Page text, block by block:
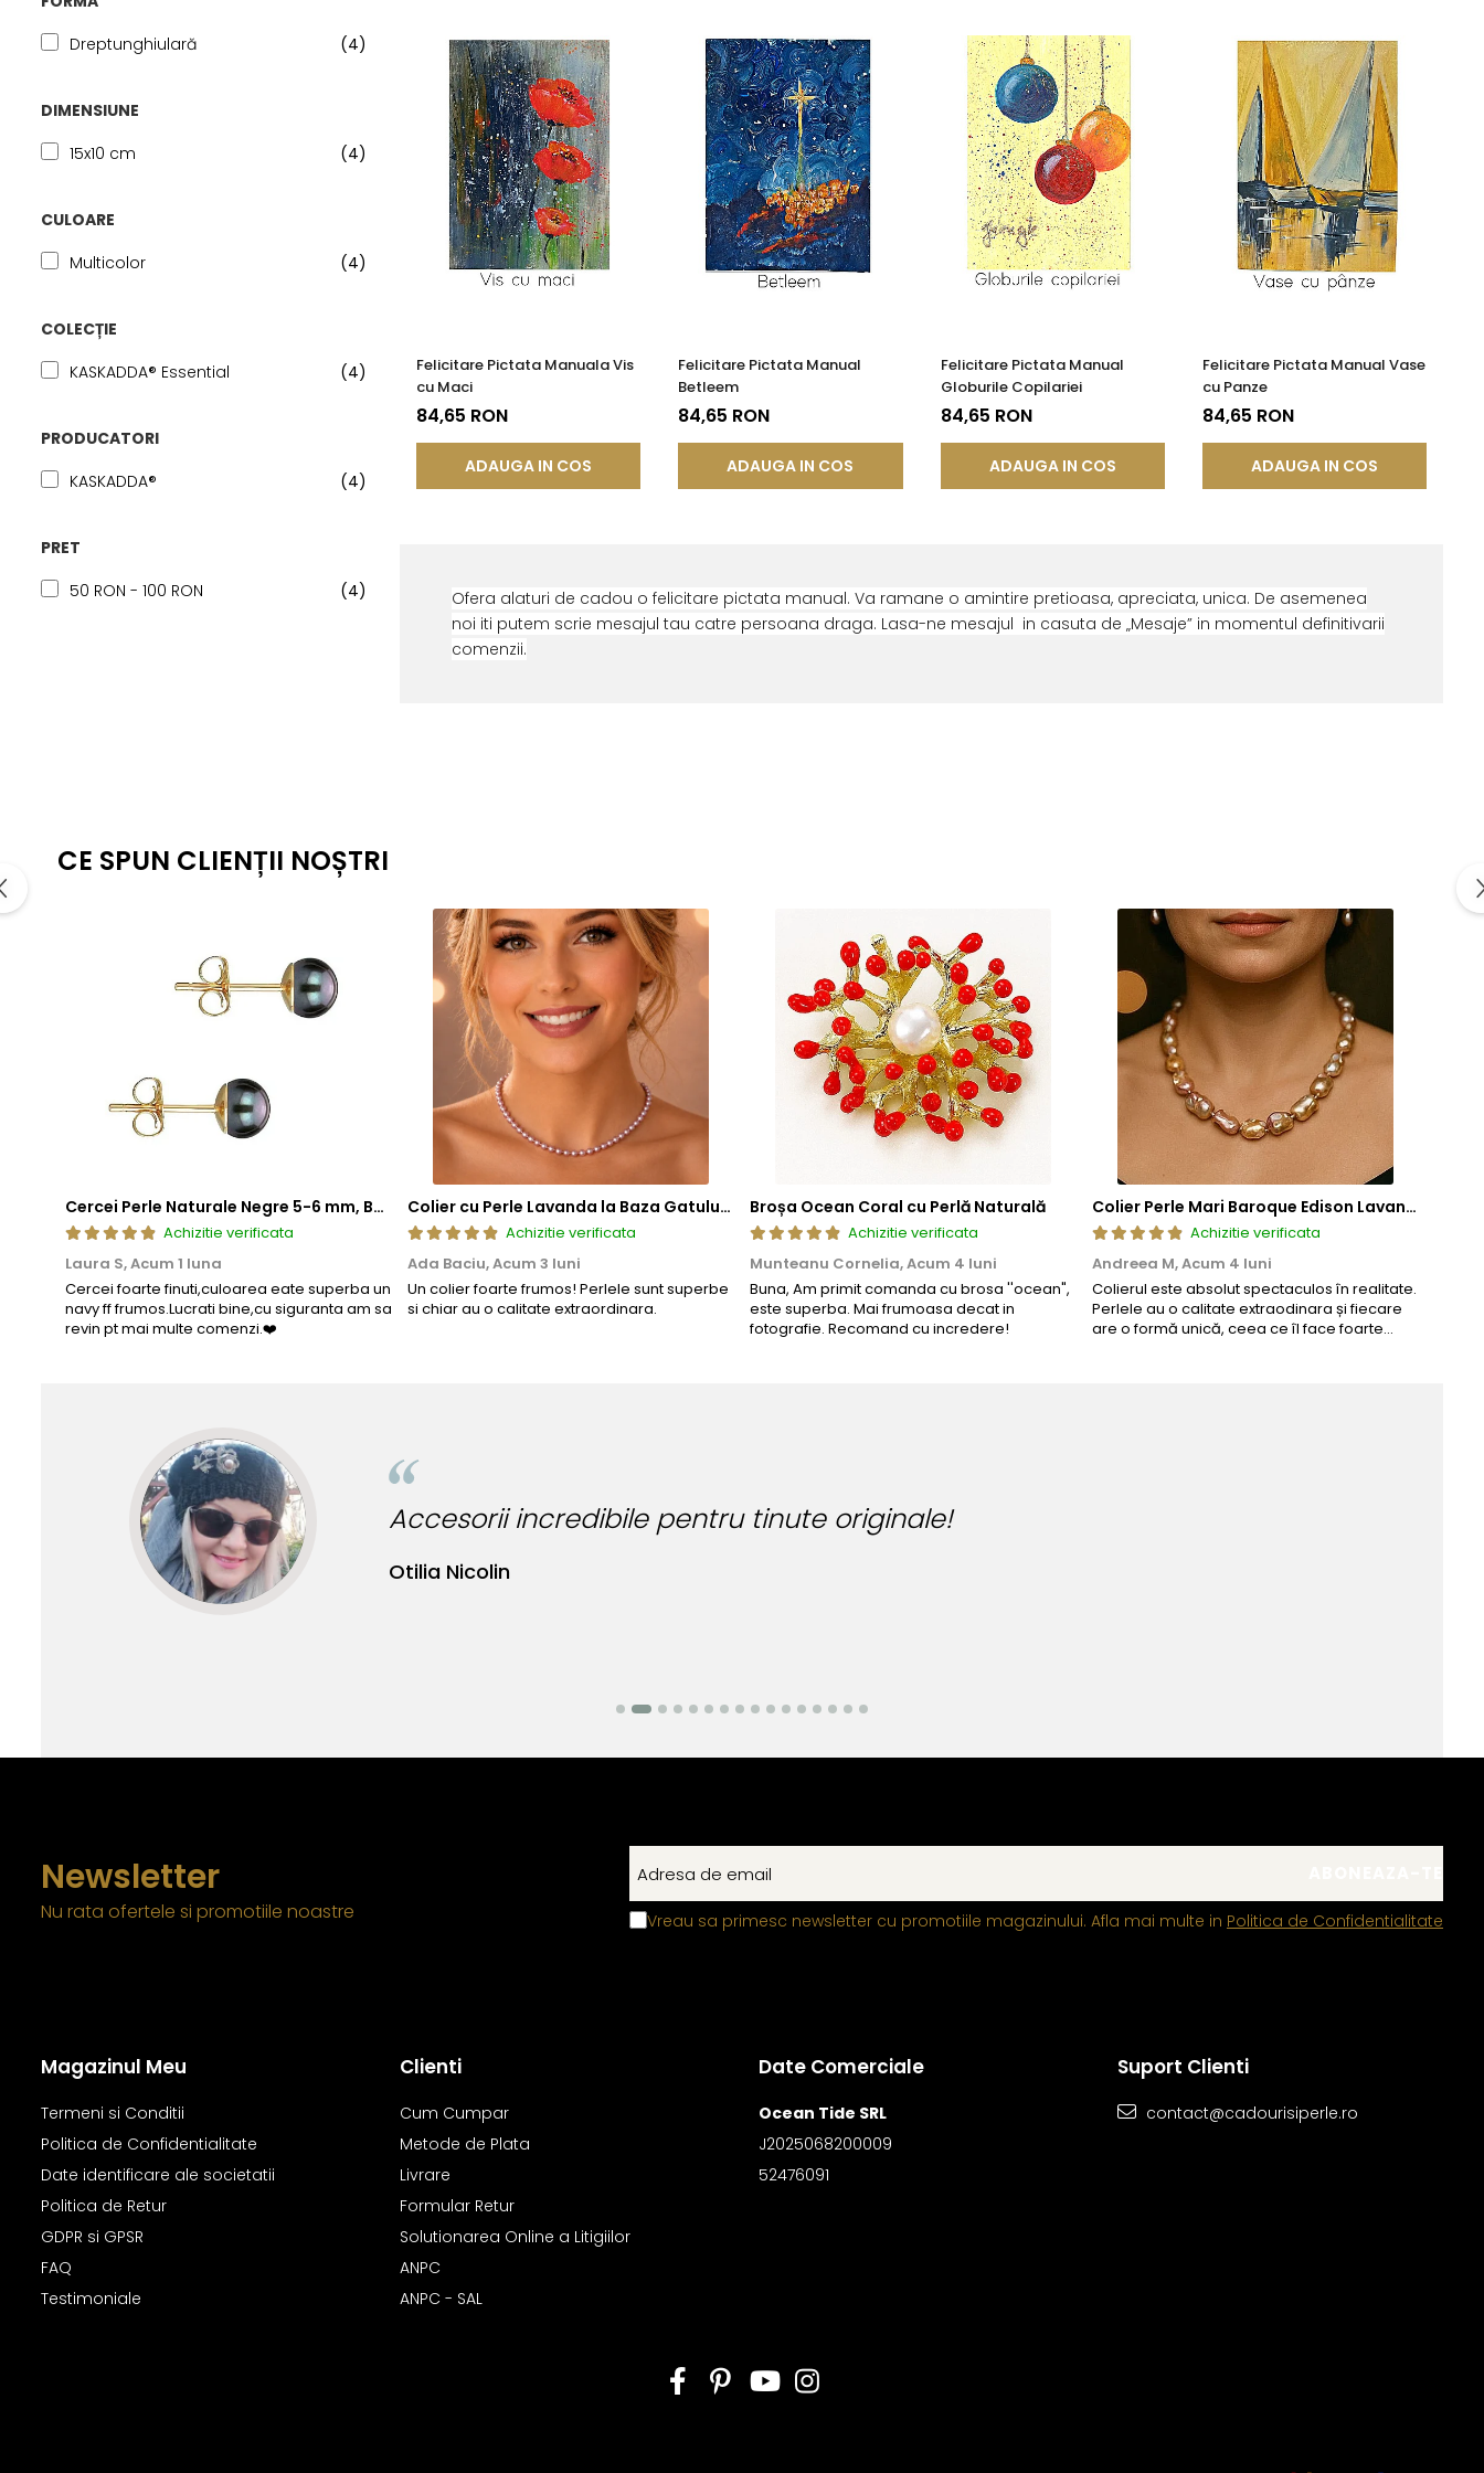
Brățări cu Perle
Brose cu Perle
Dreptunghiulară
(4)
DIMENSIUNE
15x10 cm
(4)
CULOARE
Multicolor
(4)
COLECȚIE
KASKADDA® Essential
(4)
PRODUCATORI
KASKADDA®
(4)
PRET
50 RON - 100 RON
(4)
Felicitare Pictata Manuala Vis
cu Maci
84,65 RON
ADAUGA IN COS
Felicitare Pictata Manual
Betleem
84,65 RON
ADAUGA IN COS
Felicitare Pictata Manual
Globurile Copilariei
84,65 RON
ADAUGA IN COS
Felicitare Pictata Manual Vase
cu Panze
84,65 RON
ADAUGA IN COS
Ofera alaturi de cadou o felicitare pictata manual. Va ramane o amintire pretioasa, apreciata, unica. De asemenea
noi iti putem scrie mesajul tau catre persoana draga. Lasa-ne mesajul in casuta de „Mesaje” in momentul definitivarii
comenzii.
CE SPUN CLIENȚII NOȘTRI
Cercei Perle Naturale Negre 5-6 mm, Buton AAA, Aur 14K (aur 585), Tip Șurub | KASKADDA®
Achizitie verificata
Laura S,Acum 1 luna
Cercei foarte finuti,culoarea eate superba un
navy ff frumos.Lucrati bine,cu siguranta am sa
revin pt mai multe comenzi.❤️
Colier cu Perle Lavanda la Baza Gatului, de 4-5 mm, Perle Rare, Calitate AAA+, Aur 14K | KASKADDA®
Achizitie verificata
Ada Baciu,Acum 3 luni
Un colier foarte frumos! Perlele sunt superbe
si chiar au o calitate extraordinara.
Broșa Ocean Coral cu Perlă Naturală
Achizitie verificata
Munteanu Cornelia,Acum 4 luni
Buna, Am primit comanda cu brosa ''ocean",
este superba. Mai frumoasa decat in
fotografie. Recomand cu incredere!
Colier Perle Mari Baroque Edison Lavandă, Calitatea AAA, Aur 14K | KASKADDA®
Achizitie verificata
Andreea M,Acum 4 luni
Colierul este absolut spectaculos în realitate.
Perlele au o calitate extraodinara și fiecare
are o formă unică, ceea ce îl face foarte
Otilia Nicolin
Accesorii incredibile pentru tinute originale!
Newsletter
Nu rata ofertele si promotiile noastre Vreau sa primesc newsletter cu promotiile magazinului. Afla mai multe in Politica de Confidentialitate
Magazinul Meu
Termeni si Conditii
Politica de Confidentialitate
Date identificare ale societatii
Politica de Retur
GDPR si GPSR
FAQ
Testimoniale
Clienti
Cum Cumpar
Metode de Plata
Livrare
Formular Retur
Solutionarea Online a Litigiilor
ANPC
ANPC - SAL
Date Comerciale
Ocean Tide SRL
J2025068200009
52476091
Suport Clienti
contact@cadourisiperle.ro